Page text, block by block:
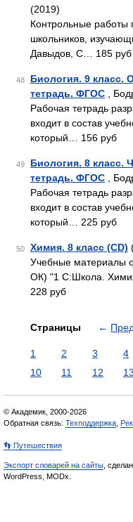
(2019)
Контрольные работы
школьников,
Давыдов, С… 185 руб
48
Биология. 9 класс.
тетрадь. ФГОС ,
Рабочая тетрадь
входит в состав
который… 156 руб
49
Биология. 8 класс.
тетрадь. ФГОС ,
Рабочая тетрадь
входит в состав
который… 225 руб
50 Химия. 8 класс (CD)
Учебные материалы
ОК) "1 С:Школа.
228 руб
Страницы ←
1 2 3 4
10
11 12 13
© Академик, 2000-2026
Обратная связь: Техподдержка
👣 Путешествия
Экспорт словарей на сайты ,
WordPress, MODx.